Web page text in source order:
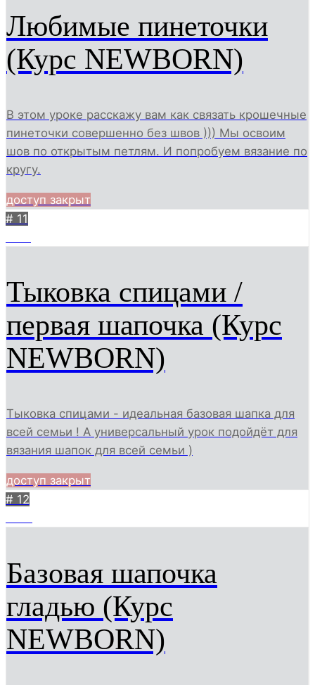
Любимые пинеточки
(Курс NEWBORN)
В этом уроке расскажу вам как связать крошечные
пинеточки совершенно без швов ))) Мы освоим
шов по открытым петлям. И попробуем вязание по
кругу.
доступ закрыт
# 11
Тыковка спицами /
первая шапочка (Курс
NEWBORN)
Тыковка спицами - идеальная базовая шапка для
всей семьи ! А универсальный урок подойдёт для
вязания шапок для всей семьи )
доступ закрыт
# 12
Базовая шапочка
гладью (Курс
NEWBORN)